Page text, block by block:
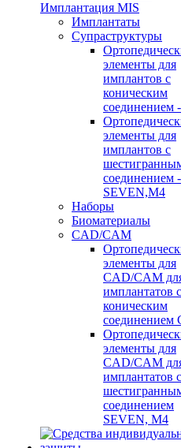
Имплантация MIS
Имплантаты
Супраструктуры
элементы для
имплантов с
коническим
соединением
элементы для
имплантов с
соединением -
SEVEN,M4
Наборы
Биоматериалы
CAD/CAM
элементы для
CAD/CAM
имплантатов с
коническим
соединением
элементы для
CAD/CAM
имплантатов с
соединением
SEVEN, М4